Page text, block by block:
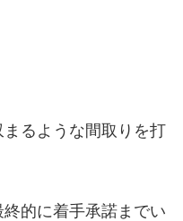
るような間取りを打
的に着手承諾までい